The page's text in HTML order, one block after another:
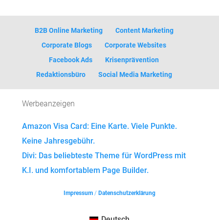
B2B Online Marketing
Content Marketing
Corporate Blogs
Corporate Websites
Facebook Ads
Krisenprävention
Redaktionsbüro
Social Media Marketing
Werbeanzeigen
Amazon Visa Card: Eine Karte. Viele Punkte.
Keine Jahresgebühr.
Divi: Das beliebteste Theme für WordPress mit
K.I. und komfortablem Page Builder.
Impressum/ Datenschutzerklärung